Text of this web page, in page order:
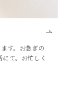
す。お急ぎの
て。お忙しく